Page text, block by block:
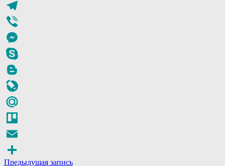
WhatsApp
Telegram
Viber
Messenger
Skype
Blogger
LiveJournal
Mail.Ru
Trello
Email
Предыдущая запись